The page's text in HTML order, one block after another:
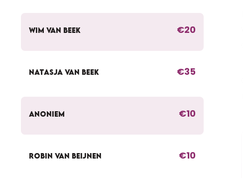
WIM VAN BEEK €20
NATASJA VAN BEEK €35
ANONIEM €10
ROBIN VAN BEIJNEN €10